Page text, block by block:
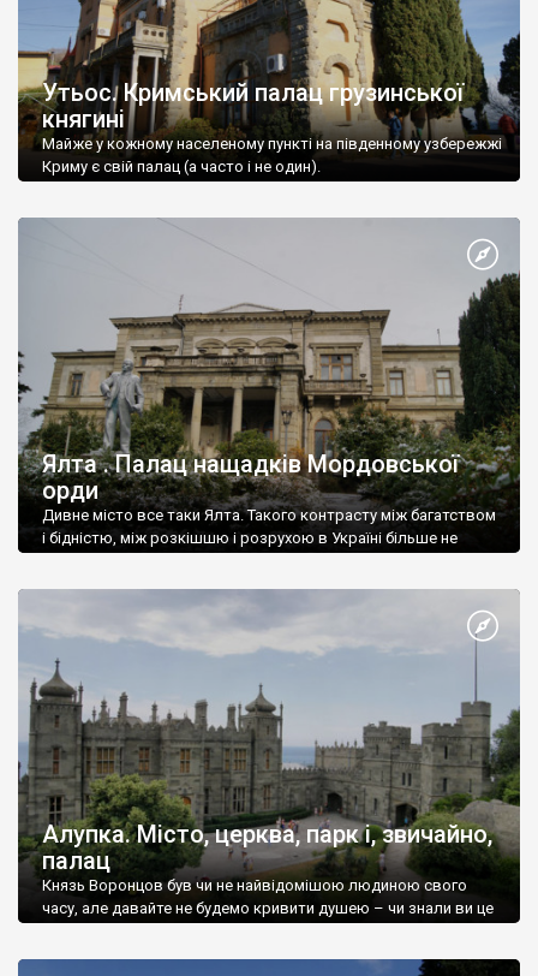
Утьос. Кримський палац грузинської
княгині
Майже у кожному населеному пункті на південному узбережжі
Криму є свій палац (а часто і не один).
Ялта . Палац нащадків Мордовської
орди
Дивне місто все таки Ялта. Такого контрасту між багатством
і бідністю, між розкішшю і розрухою в Україні більше не
Алупка. Місто, церква, парк і, звичайно,
палац
Князь Воронцов був чи не найвідомішою людиною свого
часу, але давайте не будемо кривити душею – чи знали ви це